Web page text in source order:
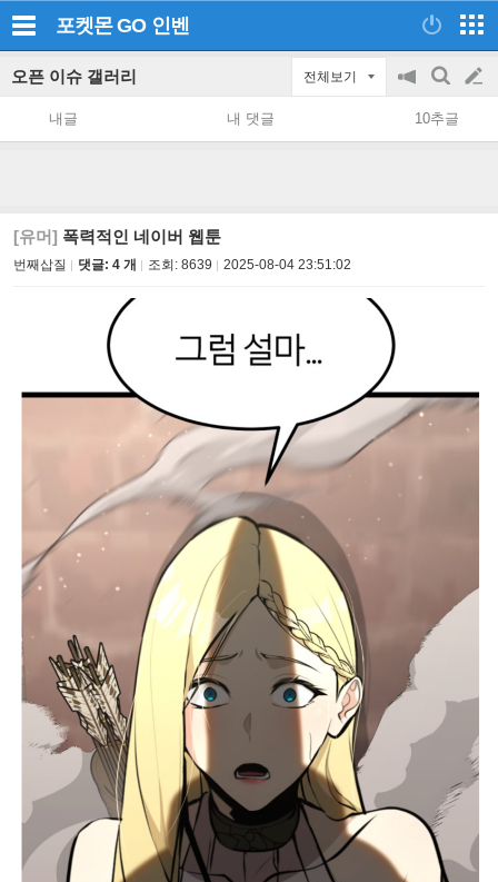
포켓몬 GO 인벤
오픈 이슈 갤러리 전체보기
공
지
on/off
검
색
글
쓰
내글 내 댓글 10추글
[유머] 폭력적인 네이버 웹툰
번째삽질 댓글: 4 개 조회: 8639 2025-08-04 23:51:02